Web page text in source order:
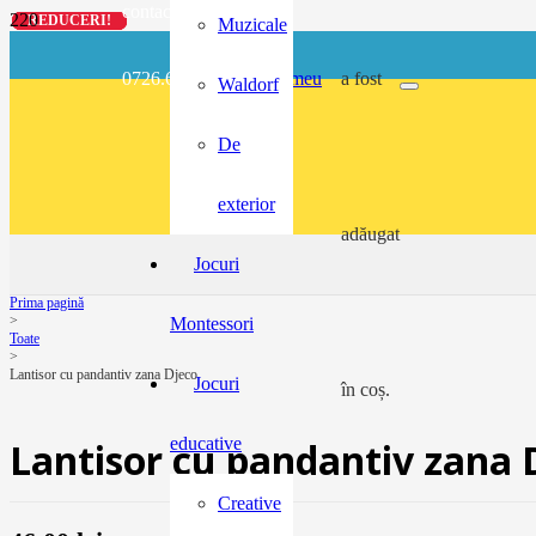
contact@buzunarel.ro
0726.697.486 meu a fost
adăugat
în coș.
Muzicale
Waldorf
De
exterior
Jocuri
Montessori
Jocuri
educative
Creative
Prima pagină
>
Toate
>
Lantisor cu pandantiv zana Djeco
Lantisor cu pandantiv zana
REDUCERI!
REDUCERI!
REDUCERI!
REDUCERI!